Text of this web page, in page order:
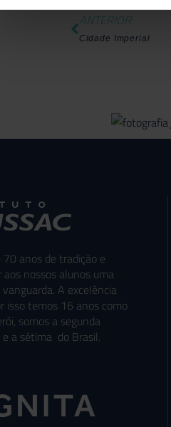
ANTERIOR
Cidade Imperial
anos de tradição e
nossos alunos uma
A excelência
isso temos 16 anos como
somos a segunda
a sétima do Brasil.